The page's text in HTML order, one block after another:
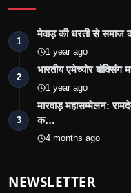
1
मेवाड़ की धरती से समाज
1 year ago
2
भारतीय एमेच्योर
1 year ago
3
मारवाड़ महासम्मेलन:
क…
4 months ago
NEWSLETTER